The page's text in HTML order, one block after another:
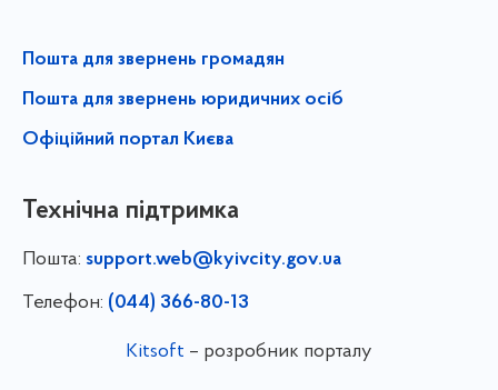
Пошта для звернень громадян
Пошта для звернень юридичних осіб
Офіційний портал Києва
Технічна підтримка
Пошта: support.web@kyivcity.gov.ua
Телефон: (044) 366-80-13
Kitsoft – розробник порталу